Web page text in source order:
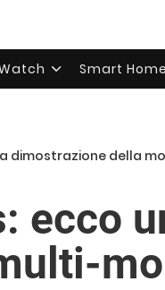
Smart Home
dimostrazione della
ecco